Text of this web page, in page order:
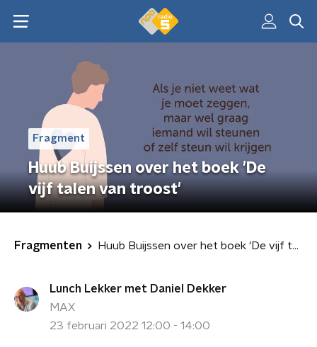
Fragment
Huub Buijssen over het boek 'De
vijf talen van troost'
Fragmenten Huub Buijssen over het boek 'De vijf talen van troost'
Lunch Lekker met Daniel Dekker
MAX
23 februari 2022 12:00 - 14:00